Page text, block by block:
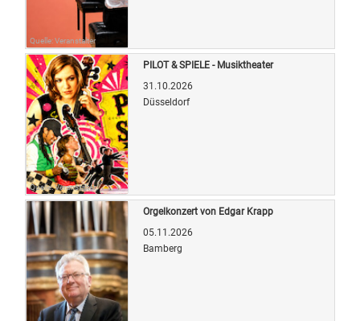
Quelle: Veranstalter
Quelle: Veranstalter
PILOT & SPIELE - Musiktheater
31.10.2026
Düsseldorf
Orgelkonzert von Edgar Krapp
05.11.2026
Bamberg